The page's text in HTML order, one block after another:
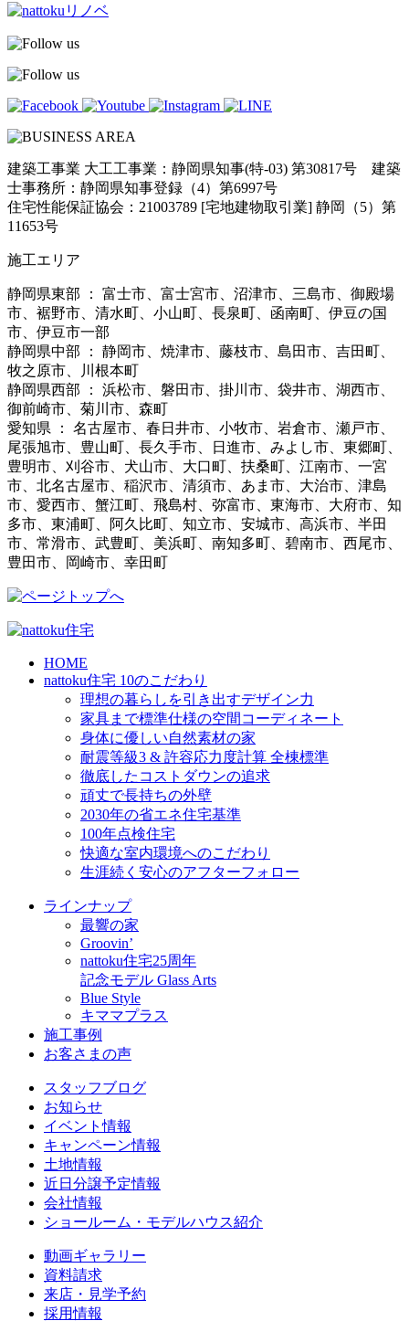
建築工事業 大工工事業：静岡県知事(特-03) 第30817号 建築
士事務所：静岡県知事登録（4）第6997号
住宅性能保証協会：21003789 [宅地建物取引業] 静岡（5）第
11653号
施工エリア
静岡県東部 ： 富士市、富士宮市、沼津市、三島市、御殿場
市、裾野市、清水町、小山町、長泉町、函南町、伊豆の国
市、伊豆市一部
静岡県中部 ： 静岡市、焼津市、藤枝市、島田市、吉田町、
牧之原市、川根本町
静岡県西部 ： 浜松市、磐田市、掛川市、袋井市、湖西市、
御前崎市、菊川市、森町
愛知県 ： 名古屋市、春日井市、小牧市、岩倉市、瀬戸市、
尾張旭市、豊山町、長久手市、日進市、みよし市、東郷町、
豊明市、刈谷市、犬山市、大口町、扶桑町、江南市、一宮
市、北名古屋市、稲沢市、清須市、あま市、大治市、津島
市、愛西市、蟹江町、飛島村、弥富市、東海市、大府市、知
多市、東浦町、阿久比町、知立市、安城市、高浜市、半田
市、常滑市、武豊町、美浜町、南知多町、碧南市、西尾市、
豊田市、岡崎市、幸田町
HOME
nattoku住宅 10のこだわり
理想の暮らしを引き出すデザイン力
家具まで標準仕様の空間コーディネート
身体に優しい自然素材の家
耐震等級3 & 許容応力度計算 全棟標準
徹底したコストダウンの追求
頑丈で長持ちの外壁
2030年の省エネ住宅基準
100年点検住宅
快適な室内環境へのこだわり
生涯続く安心のアフターフォロー
ラインナップ
最響の家
Groovin’
nattoku住宅25周年
記念モデル Glass Arts
Blue Style
キママプラス
施工事例
お客さまの声
スタッフブログ
お知らせ
イベント情報
キャンペーン情報
土地情報
近日分譲予定情報
会社情報
ショールーム・モデルハウス紹介
動画ギャラリー
資料請求
来店・見学予約
採用情報